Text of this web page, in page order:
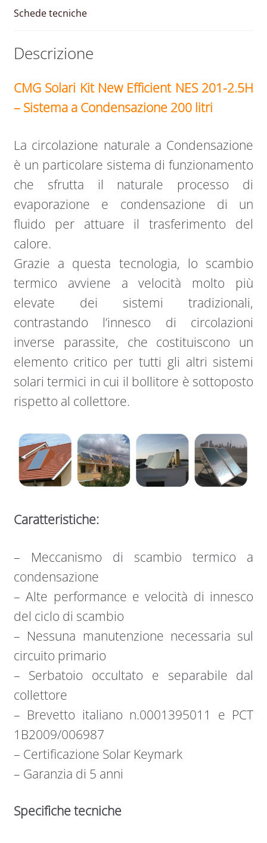
LT
Schede tecniche
Descrizione
CMG Solari Kit New Efficient NES 201-2.5H
– Sistema a Condensazione 200 litri
La circolazione naturale a Condensazione
è un particolare sistema di funzionamento
che sfrutta il naturale processo di
evaporazione e condensazione di un
fluido per attuare il trasferimento del
calore.
Grazie a questa tecnologia, lo scambio
termico avviene a velocità molto più
elevate dei sistemi tradizionali,
contrastando l’innesco di circolazioni
inverse parassite, che costituiscono un
elemento critico per tutti gli altri sistemi
solari termici in cui il bollitore è sottoposto
rispetto al collettore.
Caratteristiche:
– Meccanismo di scambio termico a
condensazione
– Alte performance e velocità di innesco
del ciclo di scambio
– Nessuna manutenzione necessaria sul
circuito primario
– Serbatoio occultato e separabile dal
collettore
– Brevetto italiano n.0001395011 e PCT
1B2009/006987
– Certificazione Solar Keymark
– Garanzia di 5 anni
Specifiche tecniche